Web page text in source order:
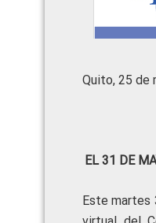
Quito, 25 de
EL 31 DE
Este martes